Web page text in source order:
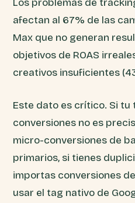
Los problemas de
afectan al 67% de las
Max que no generan
objetivos de ROAS
creativos insuficientes
Este dato es crítico. Si tu
conversiones no es
micro-conversiones de
primarios, si tienes
importas conversiones
usar el tag nativo de